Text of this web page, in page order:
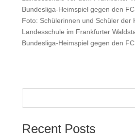
Foto: Schülerinnen und Schüler der
Landesschule im Frankfurter
Bundesliga-Heimspiel gegen den
Recent Posts